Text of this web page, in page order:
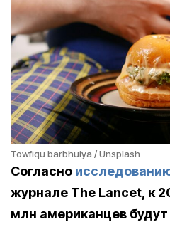
Towfiqu barbhuiya / Unsplash
Согласно
журнале The Lancet, к
млн американцев